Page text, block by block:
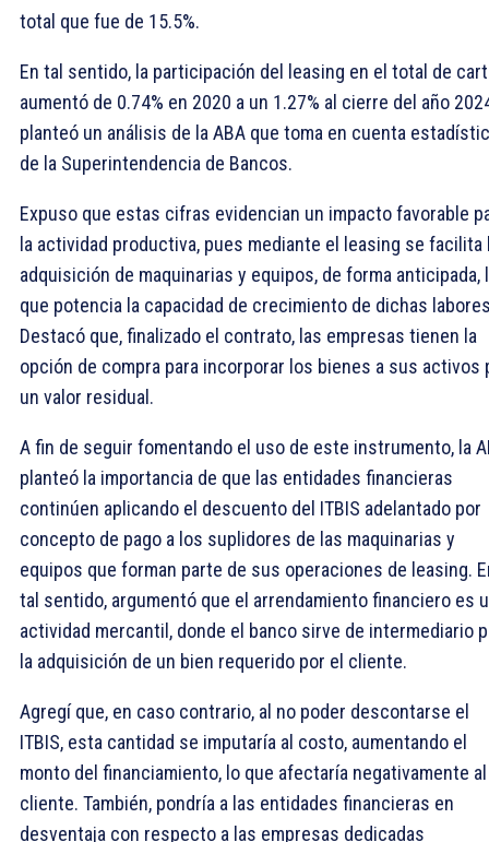
total que fue de 15.5%.
En tal sentido, la participación del leasing en el total de
aumentó de 0.74% en 2020 a un 1.27% al cierre del año
planteó un análisis de la ABA que toma en cuenta
de la Superintendencia de Bancos.
Expuso que estas cifras evidencian un impacto favorable
la actividad productiva, pues mediante el leasing se facilita
adquisición de maquinarias y equipos, de forma anticipada,
que potencia la capacidad de crecimiento de dichas
Destacó que, finalizado el contrato, las empresas tienen la
opción de compra para incorporar los bienes a sus activos
un valor residual.
A fin de seguir fomentando el uso de este instrumento, la
planteó la importancia de que las entidades financieras
continúen aplicando el descuento del ITBIS adelantado por
concepto de pago a los suplidores de las maquinarias y
equipos que forman parte de sus operaciones de leasing.
tal sentido, argumentó que el arrendamiento financiero es
actividad mercantil, donde el banco sirve de intermediario
la adquisición de un bien requerido por el cliente.
Agregí que, en caso contrario, al no poder descontarse el
ITBIS, esta cantidad se imputaría al costo, aumentando el
monto del financiamiento, lo que afectaría negativamente al
cliente. También, pondría a las entidades financieras en
desventaja con respecto a las empresas dedicadas